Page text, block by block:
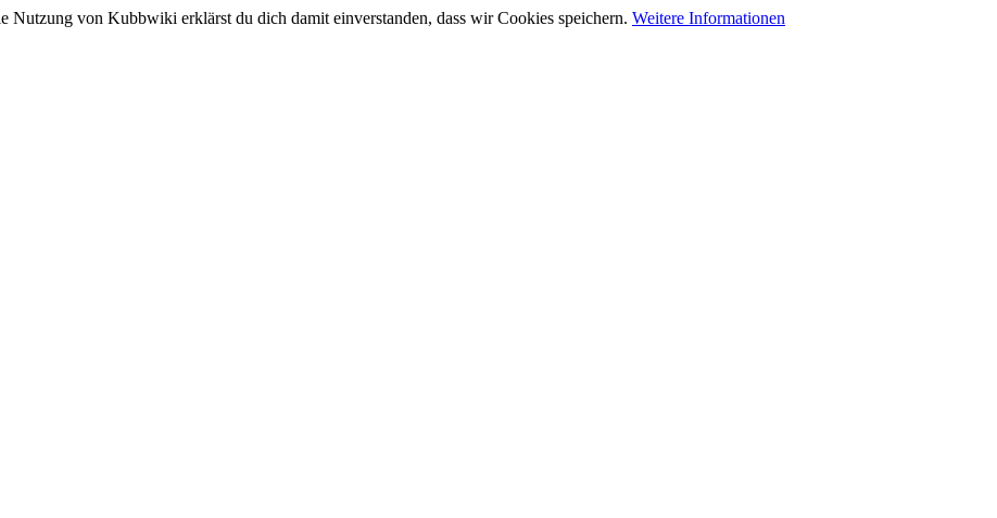
von Kubbwiki erklärst du dich damit einverstanden, dass wir Cookies speichern. Weitere Informationen